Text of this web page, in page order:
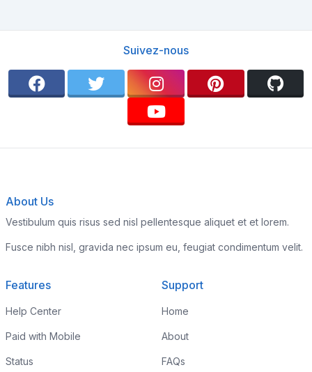
Suivez-nous
About Us
Vestibulum quis risus sed nisl pellentesque aliquet et et lorem.
Fusce nibh nisl, gravida nec ipsum eu, feugiat condimentum velit.
Features
Help Center
Paid with Mobile
Status
Support
Home
About
FAQs